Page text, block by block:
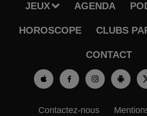
JEUX AGENDA
HOROSCOPE CLUBS
CONTACT
Contactez-nous